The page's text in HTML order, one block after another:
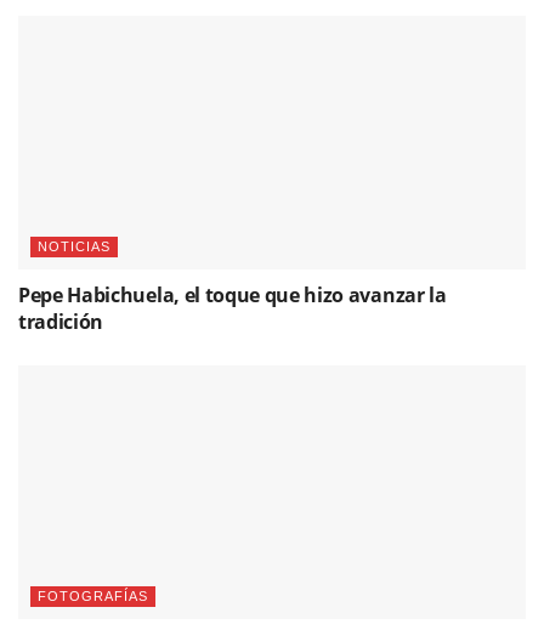
NOTICIAS
Pepe Habichuela, el toque que hizo avanzar la
tradición
FOTOGRAFÍAS